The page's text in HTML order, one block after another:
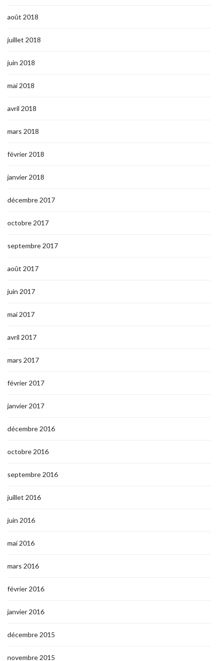
août 2018
juillet 2018
juin 2018
mai 2018
avril 2018
mars 2018
février 2018
janvier 2018
décembre 2017
octobre 2017
septembre 2017
août 2017
juin 2017
mai 2017
avril 2017
mars 2017
février 2017
janvier 2017
décembre 2016
octobre 2016
septembre 2016
juillet 2016
juin 2016
mai 2016
mars 2016
février 2016
janvier 2016
décembre 2015
novembre 2015